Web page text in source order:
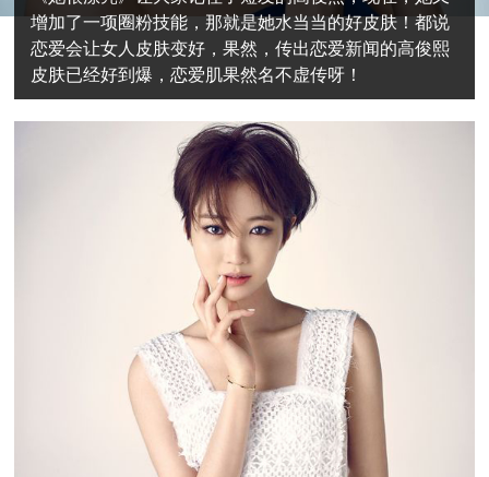
增加了一项圈粉技能，那就是她水当当的好皮肤！都说
恋爱会让女人皮肤变好，果然，传出恋爱新闻的高俊熙
皮肤已经好到爆，恋爱肌果然名不虚传呀！